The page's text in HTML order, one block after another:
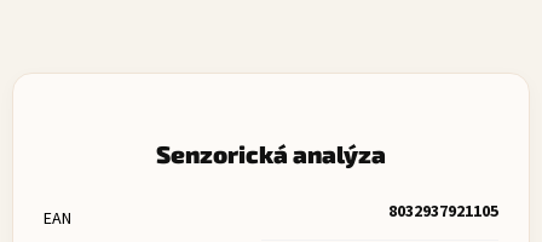
Senzorická analýza
EAN 8032937921105